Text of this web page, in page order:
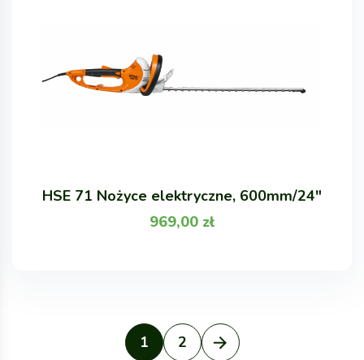
HSE 71 Nożyce elektryczne, 600mm/24"
969,00 zł
1 2